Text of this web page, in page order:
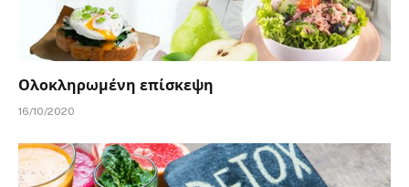
Ολοκληρωμένη επίσκεψη
16/10/2020